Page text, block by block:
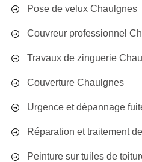
Pose de velux Chaulgnes
Couvreur professionnel
Travaux de zinguerie
Couverture Chaulgnes
Urgence et dépannage
Réparation et traitement
Peinture sur tuiles de